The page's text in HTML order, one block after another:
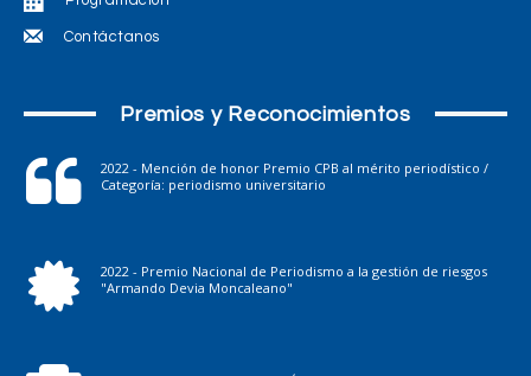
Contáctanos
Premios y Reconocimientos
2022 - Mención de honor Premio CPB al mérito periodístico /
Categoría: periodismo universitario
2022 - Premio Nacional de Periodismo a la gestión de riesgos
"Armando Devia Moncaleano"